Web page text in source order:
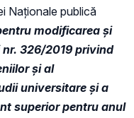
Naţionale publică
modificarea și
326/2019 privind
şi al
universitare şi a
superior pentru anul